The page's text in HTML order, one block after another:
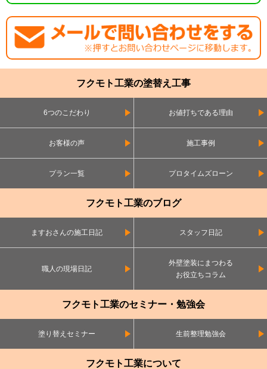
フクモト工業の塗替え工事
6つのこだわり お値打ちである理由
お客様の声 施工事例
プラン一覧 プロタイムズローン
フクモト工業のブログ
ますおさんの施工日記 スタッフ日記
職人の現場日記
外壁塗装にまつわる
お役立ちコラム
フクモト工業のセミナー・勉強会
塗り替えセミナー 生前整理勉強会
フクモト工業について